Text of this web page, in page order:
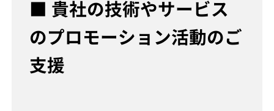
■ 貴社の技術やサービス
のプロモーション活動のご
支援